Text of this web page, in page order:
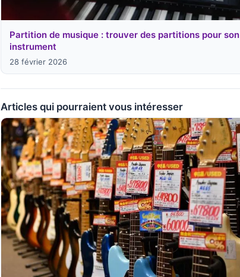
Partition de musique : trouver des partitions pour son
instrument
28 février 2026
Articles qui pourraient vous intéresser